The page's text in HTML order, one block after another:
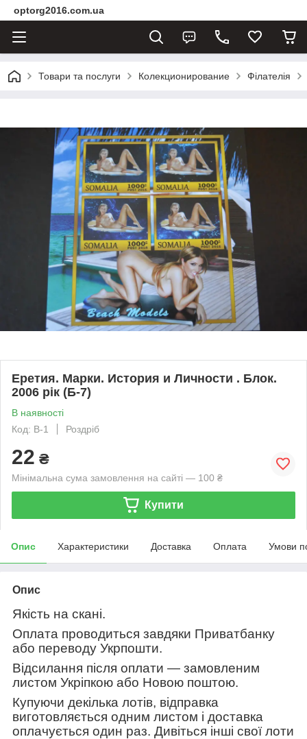
optorg2016.com.ua
Товари та послуги Колекционирование Філателія
Еретия. Марки. История и Личности . Блок.
2006 рік (Б-7)
В наявності
Код: В-1
Роздріб
22 ₴
Мінімальна сума замовлення на сайті — 100 ₴
Купити
Опис Характеристики Доставка Оплата Умови
Опис
Якість на скані.
Оплата проводиться завдяки Приватбанку
або переводу Укрпошти.
Відсилання після оплати — замовленим
листом Укріпкою або Новою поштою.
Купуючи декілька лотів, відправка
виготовляється одним листом і доставка
оплачується один раз. Дивіться інші свої лоти